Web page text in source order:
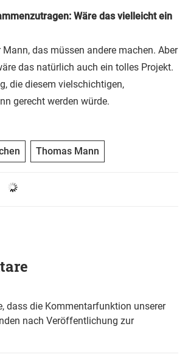
Wäre das vielleicht ein
das müssen andere machen. Aber
das natürlich auch ein tolles Projekt.
die diesem vielschichtigen,
gerecht werden würde.
Thomas Mann
dass die Kommentarfunktion unserer
nach Veröffentlichung zur